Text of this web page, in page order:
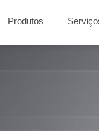
Produtos